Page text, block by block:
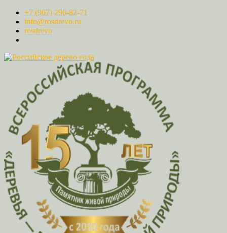
+7 (967) 290-82-71
info@rosdrevo.ru
rosdrevo